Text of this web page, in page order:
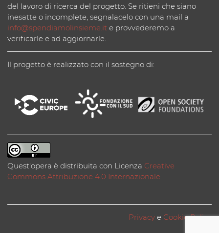
del lavoro di ricerca del progetto. Se ritieni che siano
inesatte o incomplete, segnalacelo con una mail a
info@spendiamolinsieme.it e provvederemo a
verificarle e ad aggiornarle.
Il progetto è realizzato con il sostegno di:
Quest'opera è distribuita con Licenza Creative
Commons Attribuzione 4.0 Internazionale
Privacy e Cookie Policy